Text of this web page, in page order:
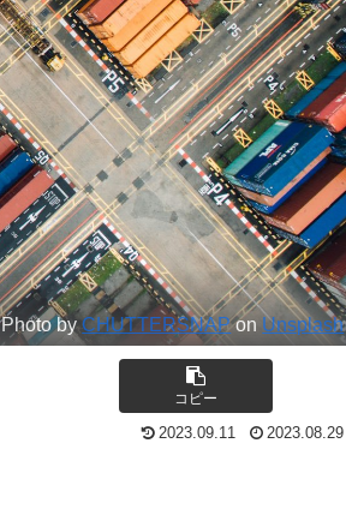
Photo byCHUTTERSNAPon Unsplash
コピー
2023.09.11 2023.08.29